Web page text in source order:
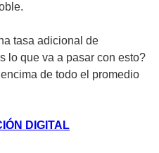
tasa adicional de
lo que va a pasar con esto?
de todo el promedio
DIGITAL